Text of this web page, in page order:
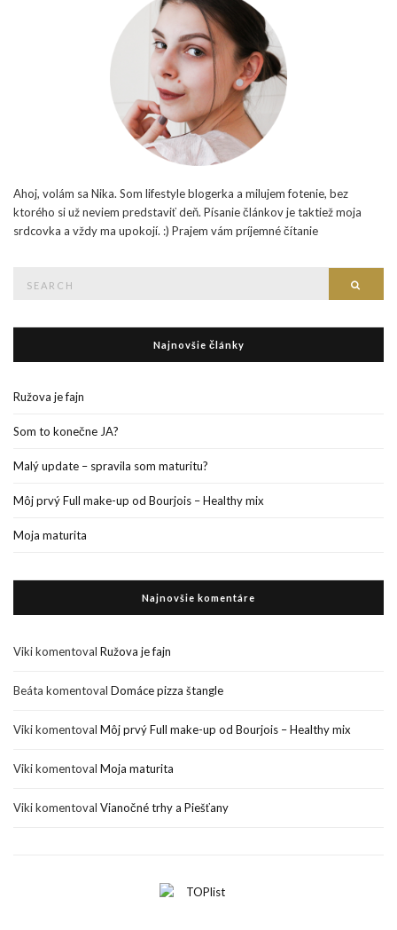
Ahoj, volám sa Nika. Som lifestyle blogerka a milujem fotenie, bez
ktorého si už neviem predstaviť deň. Písanie článkov je taktiež moja
srdcovka a vždy ma upokojí. :) Prajem vám príjemné čítanie
Najnovšie články
Ružova je fajn
Som to konečne JA?
Malý update – spravila som maturitu?
Môj prvý Full make-up od Bourjois – Healthy mix
Moja maturita
Najnovšie komentáre
Vikikomentoval Ružova je fajn
Beáta komentoval Domáce pizza štangle
Vikikomentoval Môj prvý Full make-up od Bourjois – Healthy mix
Vikikomentoval Moja maturita
Vikikomentoval Vianočné trhy a Piešťany